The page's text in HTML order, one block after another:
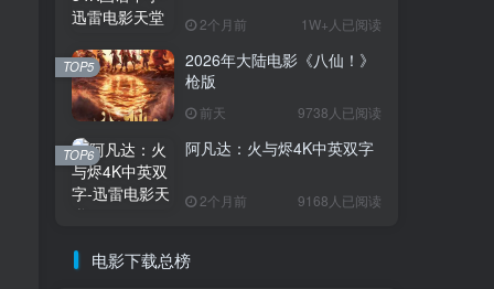
2个月前 1W+人已阅读
2026年大陆电影《八仙！》
枪版
前天 9738人已阅读
TOP5
阿凡达：火与烬4K中英双字
2个月前 9168人已阅读
TOP6
电影下载总榜
3.7W+人已阅读
电影迅雷天堂迁移新服务器,正常更新，
维护完毕!
高清下载
TOP2
消失的人电影「1080p/4k高
清」迅雷下载
TOP3